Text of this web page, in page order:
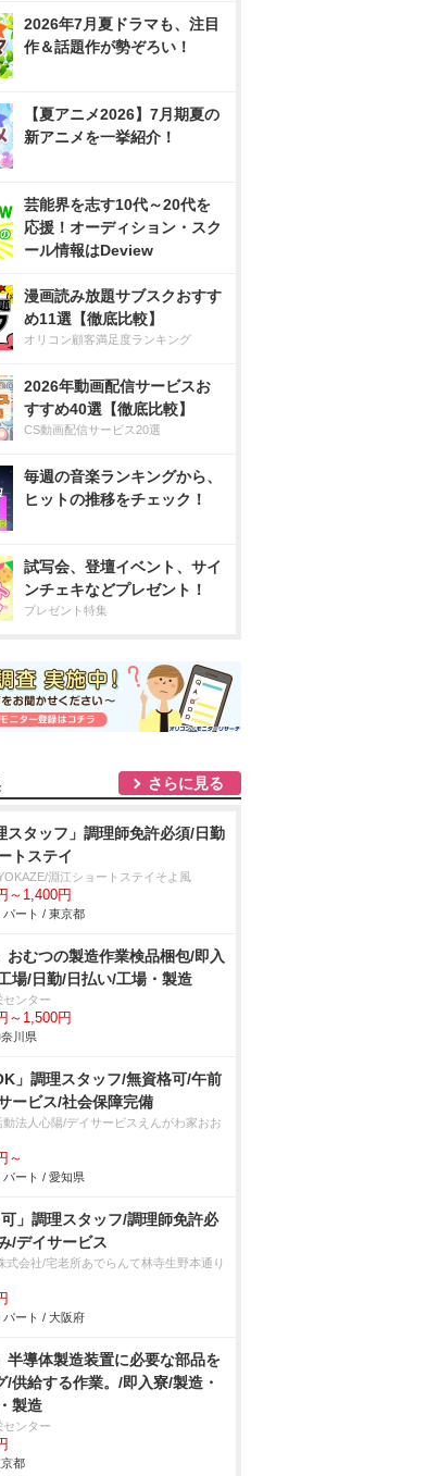
2026年7月夏ドラマも、注目
作＆話題作が勢ぞろい！
【夏アニメ2026】7月期夏の
新アニメを一挙紹介！
芸能界を志す10代～20代を
応援！オーディション・スク
ール情報はDeview
漫画読み放題サブスクおすす
め11選【徹底比較】
オリコン顧客満足度ランキング
2026年動画配信サービスお
すすめ40選【徹底比較】
CS動画配信サービス20選
毎週の音楽ランキングから、
ヒットの推移をチェック！
試写会、登壇イベント、サイ
ンチェキなどプレゼント！
プレゼント特集
さらに見る
スタッフ」調理師免許必須/日勤
トステイ
淵江ショートステイそよ風
～1,400円
パート / 東京都
おむつの製造作業検品梱包/即入
場/日勤/日払い/工場・製造
ンター
～1,500円
川県
」調理スタッフ/無資格可/午前
ービス/社会保障完備
法人心陽/デイサービスえんがわ家おお
～
パート / 愛知県
可」調理スタッフ/調理師免許必
/デイサービス
式会社/宅老所あでらんて林寺生野本通り
パート / 大阪府
半導体製造装置に必要な部品を
/供給する作業。/即入寮/製造・
製造
ンター
都